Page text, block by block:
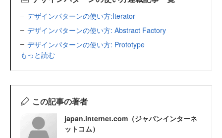
デザインパターンの使い方:Iterator
デザインパターンの使い方: Abstract Factory
デザインパターンの使い方: Prototype
もっと読む
この記事の著者
japan.internet.com（ジャパンインターネ
ットコム）